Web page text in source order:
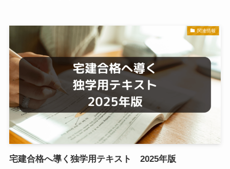
関連情報
宅建合格へ導く独学用テキスト 2025年版